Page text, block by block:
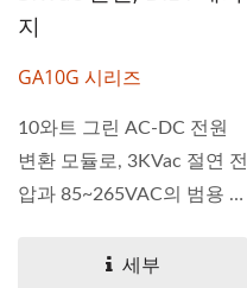
지
GA10G 시리즈
10와트 그린 AC-DC 전원
변환 모듈로, 3KVac 절연 전
압과 85~265VAC의 범용 입
세부